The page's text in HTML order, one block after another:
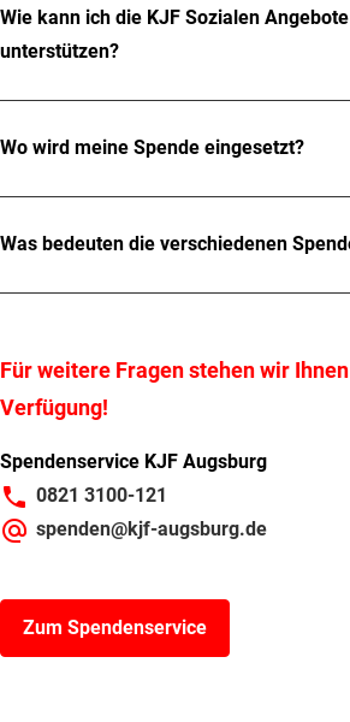
Wie kann ich die KJF Sozialen
unterstützen?
Wo wird meine Spende eingesetzt?
Was bedeuten die verschiedenen
Für weitere Fragen stehen wir
Verfügung!
Spendenservice KJF Augsburg
0821 3100-121
spenden@kjf-augsburg.de
Zum Spendenservice